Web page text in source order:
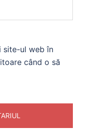
site-ul web în
când o să